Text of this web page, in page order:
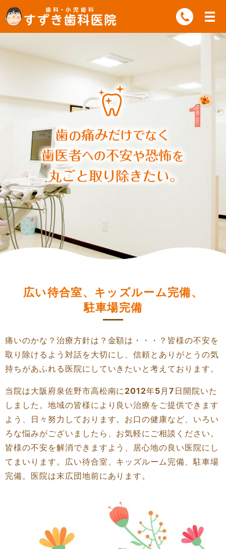
広い待合室、キッズルーム完備、
駐車場完備
痛いのかな？治療方針は？金額は・・・？皆様の不安を
取り除けるよう対話を大切にし、信頼とありがとうの気
持ちがあふれる医院にしていきたいと考えております。
当院は大阪府泉佐野市高松南に2012年5月7 日開院いた
しました。地域の皆様により良い治療をご提供できます
よう、日々努力しております。お口の健康など、いろい
ろな悩みがございましたら、お気軽にご相談ください。
皆様の不安を解消できますよう、居心地の良い医院にし
てまいります。広い待合室、キッズルーム完備、駐車場
完備。医院は末広団地前にあります。